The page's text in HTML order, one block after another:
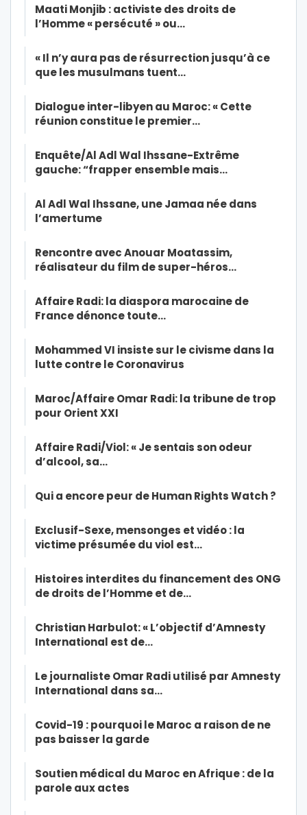
Maati Monjib : activiste des droits de
l’Homme « persécuté » ou…
« Il n’y aura pas de résurrection jusqu’à ce
que les musulmans tuent…
Dialogue inter-libyen au Maroc: « Cette
réunion constitue le premier…
Enquête/Al Adl Wal Ihssane-Extrême
gauche: “frapper ensemble mais…
Al Adl Wal Ihssane, une Jamaa née dans
l’amertume
Rencontre avec Anouar Moatassim,
réalisateur du film de super-héros…
Affaire Radi: la diaspora marocaine de
France dénonce toute…
Mohammed VI insiste sur le civisme dans la
lutte contre le Coronavirus
Maroc/Affaire Omar Radi: la tribune de trop
pour Orient XXI
Affaire Radi/Viol: « Je sentais son odeur
d’alcool, sa…
Qui a encore peur de Human Rights Watch ?
Exclusif-Sexe, mensonges et vidéo : la
victime présumée du viol est…
Histoires interdites du financement des ONG
de droits de l’Homme et de…
Christian Harbulot: « L’objectif d’Amnesty
International est de…
Le journaliste Omar Radi utilisé par Amnesty
International dans sa…
Covid-19 : pourquoi le Maroc a raison de ne
pas baisser la garde
Soutien médical du Maroc en Afrique : de la
parole aux actes